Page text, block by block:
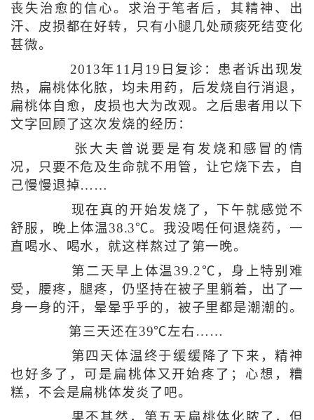
丧失治愈的信心。求治于笔者后，其精神、出
汗、皮损都在好转，只有小腿几处顽痰死结变化
甚微。
2013年11月19日复诊：患者诉出现发
热，扁桃体化脓，均未用药，后发烧自行消退，
扁桃体自愈，皮损也大为改观。之后患者用以下
文字回顾了这次发烧的经历：
张大夫曾说要是有发烧和感冒的情
况，只要不危及生命就不用管，让它烧下去，自
己慢慢退掉……
现在真的开始发烧了，下午就感觉不
舒服，晚上体温38.3℃。我没喝任何退烧药，一
直喝水、喝水，就这样熬过了第一晚。
第二天早上体温39.2℃，身上特别难
受，腰疼，腿疼，仍坚持在被子里躺着，出了一
身一身的汗，晕晕乎乎的，被子里都是潮潮的。
第三天还在39℃左右……
第四天体温终于缓缓降了下来，精神
也好多了，可是扁桃体又开始疼了；心想，糟
糕，不会是扁桃体发炎了吧。